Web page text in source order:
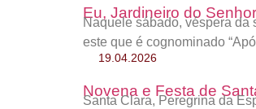
Eu, Jardineiro do Senhor
Naquele sábado, véspera da
este que é cognominado
19.04.2026
Novena e Festa de
Santa Clara, Peregrina da